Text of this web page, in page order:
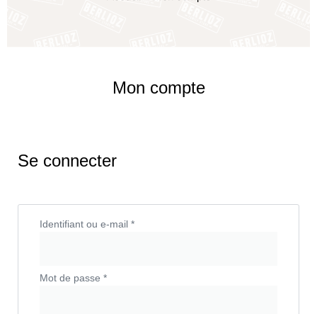
Mon compte
Se connecter
Identifiant ou e-mail *
Mot de passe *